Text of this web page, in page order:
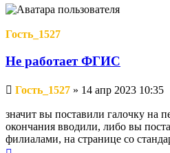
началу
Гость_1527
Не работает ФГИС
Непрочитанное
сообщение
Гость_1527 » 14 апр 2023 10:35
значит вы поставили галочку на
окончания вводили, либо вы
филиалами, на странице со